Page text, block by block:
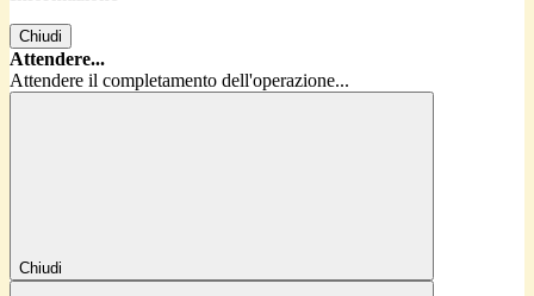
Chiudi
Attendere...
Attendere il completamento dell'operazione...
Chiudi